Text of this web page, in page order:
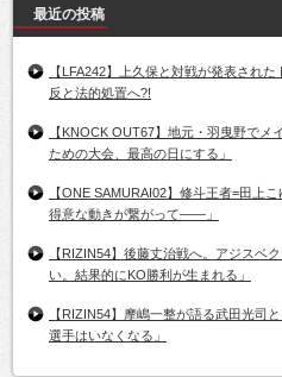
最近の投稿
【LFA242】上久保と対戦が発表され
反と法的処置へ?!
【KNOCK OUT67】地元・羽曳野で
ための大会、最高の日にする」
【ONE SAMURAI02】修斗王者=田上
得意な動きが繋がって――」
【RIZIN54】後藤丈治戦へ。アジスベ
い。結果的にKO勝利が生まれる」
【RIZIN54】摩嶋一整が語る武田光司
選手はいなくなる」